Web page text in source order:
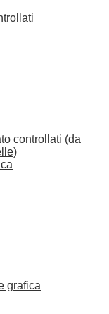
controllati (da
grafica